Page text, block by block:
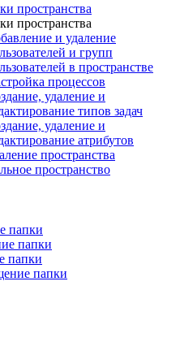
пространства
пространства
и удаление
и групп
в пространстве
процессов
удаление и
типов задач
удаление и
атрибутов
пространства
пространство
папки
папки
папки
папки